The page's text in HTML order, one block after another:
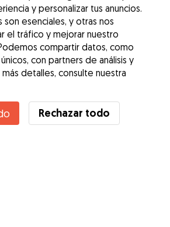
y personalizar tus anuncios.
son esenciales, y otras nos
el tráfico y mejorar nuestro
compartir datos, como
con partners de análisis y
más detalles, consulte nuestra
Rechazar todo